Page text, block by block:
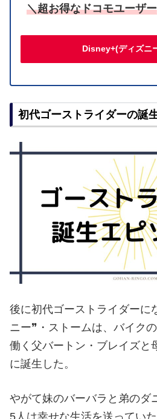
＼超お得なドコモユーザ
Disney+(ディズニ
初代ゴーストライダーの誕
後に初代ゴーストライダーに
ニー❞・ストームは、バイク
働く父バートン・ブレイズと
に誕生した。
やがて妹のバーバラと弟のダ